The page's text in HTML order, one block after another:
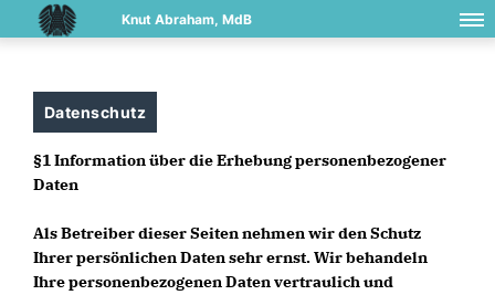
Knut Abraham, MdB
Datenschutz
§1 Information über die Erhebung personenbezogener
Daten
Als Betreiber dieser Seiten nehmen wir den Schutz
Ihrer persönlichen Daten sehr ernst. Wir behandeln
Ihre personenbezogenen Daten vertraulich und